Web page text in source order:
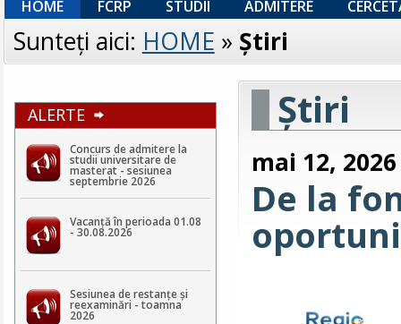
HOME FCRP STUDII ADMITERE
Sunteţi aici: HOME » Ştiri
ALERTE
Concurs de admitere la
studii universitare de
masterat - sesiunea
septembrie 2026
Vacanță în perioada 01.08
- 30.08.2026
Sesiunea de restanțe și
reexaminări - toamna
2026
Ştiri
mai 12, 2026
De la